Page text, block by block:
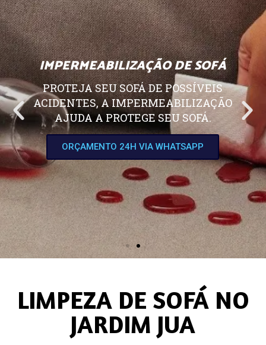
IMPERMEABILIZAÇÃO DE SOFÁ
PROTEJA SEU SOFÁ DE POSSÍVEIS
ACIDENTES, A IMPERMEABILIZAÇÃO
AJUDA A PROTEGE SEU SOFÁ.
ORÇAMENTO 24H VIA WHATSAPP
LIMPEZA DE SOFÁ NO
JARDIM JUA